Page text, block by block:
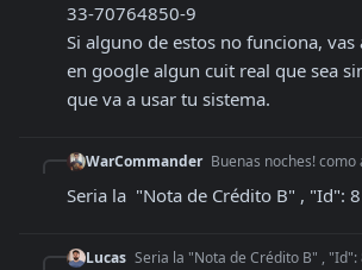
33-70764850-9
Si alguno de estos no funciona,
en google algun cuit real que sea
que va a usar tu sistema.
WarCommander Buenas noches! como andan? Molestaba para consultar como es la nota de
Seria la  "Nota de Crédito B" , "Id": 8
Lucas Seria la "Nota de Crédito B" , "Id":